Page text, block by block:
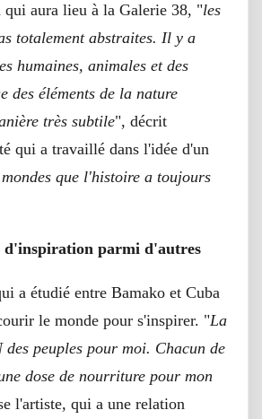
qui aura lieu à la Galerie 38, "les
totalement abstraites. Il y a
humaines, animales et des
des éléments de la nature
très subtile", décrit
qui a travaillé dans l'idée d'un
que l'histoire a toujours
parmi d'autres
a étudié entre Bamako et Cuba
le monde pour s'inspirer. "La
des peuples pour moi. Chacun de
dose de nourriture pour mon
l'artiste, qui a une relation